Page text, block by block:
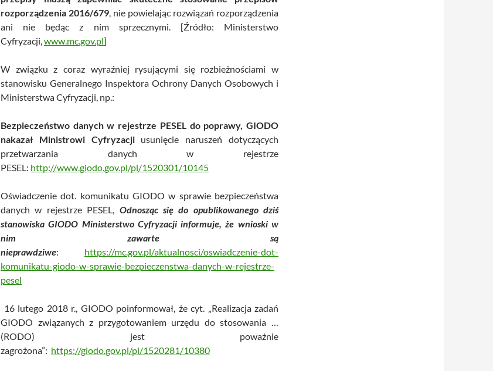
rozporządzenia 2016/679, nie powielając rozwiązań rozporządzenia
ani nie będąc z nim sprzecznymi. [Źródło: Ministerstwo
Cyfryzacji,www.mc.gov.pl]
W związku z coraz wyraźniej rysującymi się rozbieżnościami w
stanowisku Generalnego Inspektora Ochrony Danych Osobowych i
Ministerstwa Cyfryzacji, np.:
Bezpieczeństwo danych w rejestrze PESEL do poprawy, GIODO
nakazał Ministrowi Cyfryzacjiusunięcie naruszeń dotyczących
przetwarzania danych w rejestrze
PESEL: http://www.giodo.gov.pl/pl/1520301/10145
Oświadczenie dot. komunikatu GIODO w sprawie bezpieczeństwa
danych w rejestrze PESEL, Odnosząc się do opublikowanego dziś
stanowiska GIODO Ministerstwo Cyfryzacji informuje, że wnioski w
nim zawarte są
nieprawdziwe: https://mc.gov.pl/aktualnosci/oswiadczenie-dot-
komunikatu-giodo-w-sprawie-bezpieczenstwa-danych-w-rejestrze-
pesel
16 lutego 2018 r., GIODO poinformował, że cyt. „Realizacja zadań
GIODO związanych z przygotowaniem urzędu do stosowania …
(RODO) jest poważnie
zagrożona”: https://giodo.gov.pl/pl/1520281/10380